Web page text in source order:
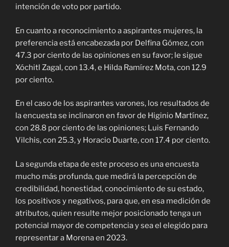
intención de voto por partido.
En cuanto a reconocimiento a aspirantes mujeres, la
preferencia está encabezada por Delfina Gómez, con
47.3 por ciento de las opiniones en su favor; le sigue
Xóchitl Zagal, con 13.4, e Hilda Ramírez Mota, con 12.9
por ciento.
En el caso de los aspirantes varones, los resultados de
la encuesta se inclinaron en favor de Higinio Martínez,
con 28.8 por ciento de las opiniones; Luis Fernando
Vilchis, con 25.3, y Horacio Duarte, con 17.4 por ciento.
La segunda etapa de este proceso es una encuesta
mucho más profunda, que medirá la percepción de
credibilidad, honestidad, conocimiento de su estado,
los positivos y negativos, para que, en esa medición de
atributos, quien resulte mejor posicionado tenga un
potencial mayor de competencia y sea el elegido para
representar a Morena en 2023.